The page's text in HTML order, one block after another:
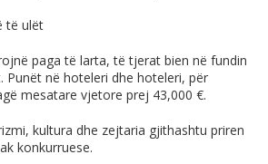
të ulët
paga të larta, të tjerat bien në fundin
Punët në hoteleri dhe hoteleri, për
mesatare vjetore prej 43,000 €.
kultura dhe zejtaria gjithashtu priren
konkurruese.